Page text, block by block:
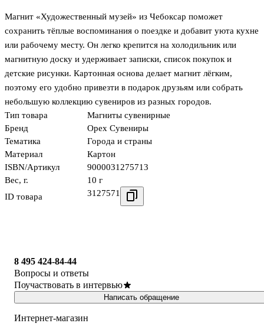
Магнит «Художественный музей» из Чебоксар поможет
сохранить тёплые воспоминания о поездке и добавит уюта кухне
или рабочему месту. Он легко крепится на холодильник или
магнитную доску и удерживает записки, список покупок и
детские рисунки. Картонная основа делает магнит лёгким,
поэтому его удобно привезти в подарок друзьям или собрать
небольшую коллекцию сувениров из разных городов.
Тип товара
Магниты сувенирные
Бренд
Орех Сувениры
Тематика
Города и страны
Материал
Картон
ISBN/Артикул
9000031275713
Вес, г.
10 г
ID товара
3127571
8 495 424-84-44
Вопросы и ответы
Поучаствовать в интервью
Написать обращение
Интернет-магазин